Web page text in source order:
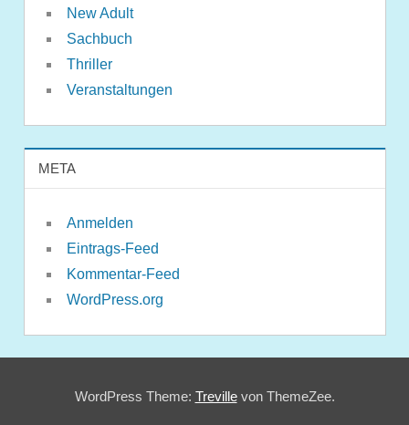
New Adult
Sachbuch
Thriller
Veranstaltungen
META
Anmelden
Eintrags-Feed
Kommentar-Feed
WordPress.org
WordPress Theme: Trevillevon ThemeZee.